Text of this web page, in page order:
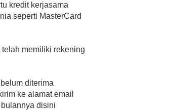
kredit kerjasama
seperti MasterCard
memiliki rekening
diterima
ke alamat email
disini